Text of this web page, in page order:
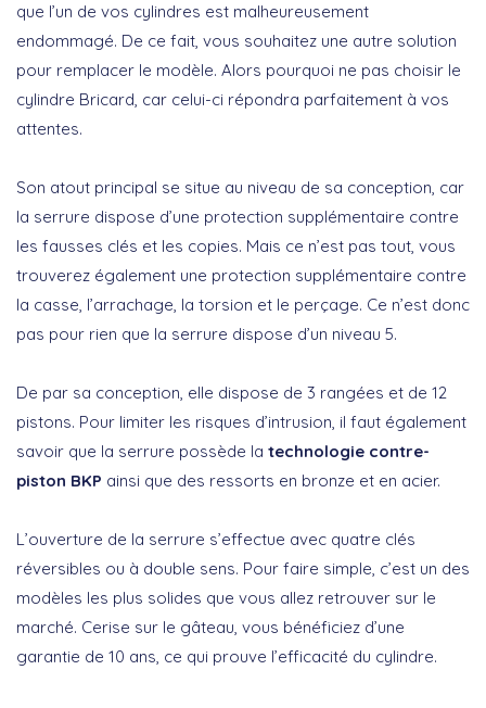
que l’un de vos cylindres est malheureusement
endommagé. De ce fait, vous souhaitez une autre solution
pour remplacer le modèle. Alors pourquoi ne pas choisir le
cylindre Bricard, car celui-ci répondra parfaitement à vos
attentes.
Son atout principal se situe au niveau de sa conception, car
la serrure dispose d’une protection supplémentaire contre
les fausses clés et les copies. Mais ce n’est pas tout, vous
trouverez également une protection supplémentaire contre
la casse, l’arrachage, la torsion et le perçage. Ce n’est donc
pas pour rien que la serrure dispose d’un niveau 5.
De par sa conception, elle dispose de 3 rangées et de 12
pistons. Pour limiter les risques d’intrusion, il faut également
savoir que la serrure possède la technologie contre-
piston BKP ainsi que des ressorts en bronze et en acier.
L’ouverture de la serrure s’effectue avec quatre clés
réversibles ou à double sens. Pour faire simple, c’est un des
modèles les plus solides que vous allez retrouver sur le
marché. Cerise sur le gâteau, vous bénéficiez d’une
garantie de 10 ans, ce qui prouve l’efficacité du cylindre.